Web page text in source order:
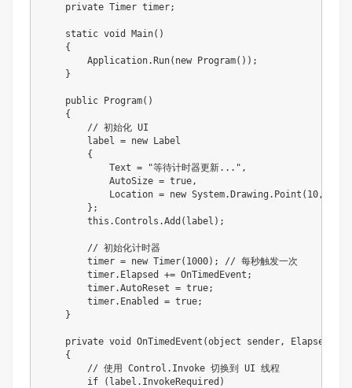
    private Timer timer;
    static void Main()
    {
        Application.Run(new Program());
    }
    public Program()
    {
        // 初始化 UI
        label = new Label
        {
            Text = "等待计时器更新...",
            AutoSize = true,
            Location = new System.Drawing.Point(10, 10)
        };
        this.Controls.Add(label);
        // 初始化计时器
        timer = new Timer(1000); // 每秒触发一次
        timer.Elapsed += OnTimedEvent;
        timer.AutoReset = true;
        timer.Enabled = true;
    }
private void OnTimedEvent(object sender,
    {
        // 使用 Control.Invoke 切换到 UI 线程
        if (label.InvokeRequired)